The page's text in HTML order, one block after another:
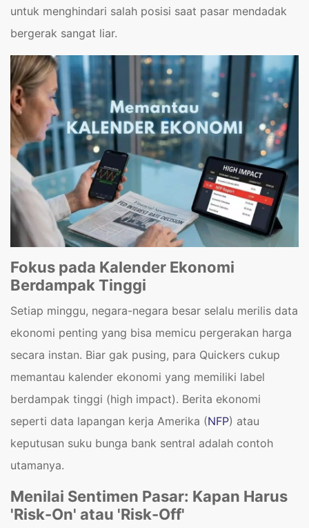
untuk menghindari salah posisi saat pasar mendadak
bergerak sangat liar.
Fokus pada Kalender Ekonomi
Berdampak Tinggi
Setiap minggu, negara-negara besar selalu merilis data
ekonomi penting yang bisa memicu pergerakan harga
secara instan. Biar gak pusing, para Quickers cukup
memantau kalender ekonomi yang memiliki label
berdampak tinggi (high impact). Berita ekonomi
seperti data lapangan kerja Amerika (NFP) atau
keputusan suku bunga bank sentral adalah contoh
utamanya.
Menilai Sentimen Pasar: Kapan Harus
'Risk-On' atau 'Risk-Off'